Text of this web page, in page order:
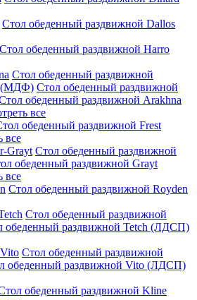
Стол обеденный раздвижной Dallos
Стол обеденный раздвижной Harro
Стол обеденный раздвижной
(МДФ) Стол обеденный раздвижной
обеденный раздвижной Arakhna
все
обеденный раздвижной Frest
все
Grayt Стол обеденный раздвижной
обеденный раздвижной Grayt
все
Стол обеденный раздвижной Royden
Стол обеденный раздвижной
обеденный раздвижной Tetch (ЛДСП)
Стол обеденный раздвижной
обеденный раздвижной Vito (ЛДСП)
обеденный раздвижной Kline